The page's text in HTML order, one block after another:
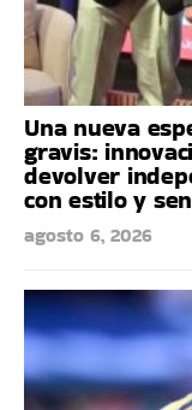
Una nueva
gravis:
devolver
con estilo y
agosto 6, 2026